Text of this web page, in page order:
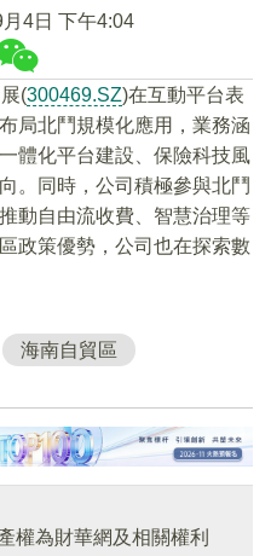
4日 下午4:04
(300469.SZ)在互動平台表
局北鬥規模化應用，業務涵
體化平台建設、保險科技風
。同時，公司積極參與北鬥
動自由流收費、智慧治理等
政策優勢，公司也在探索數
海南自貿區
權為財華網及相關權利